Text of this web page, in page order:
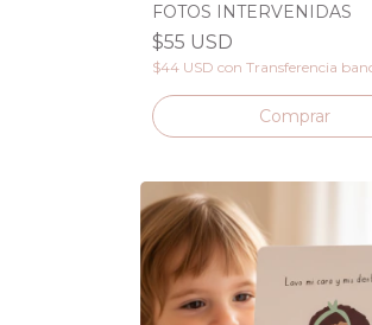
FOTOS INTERVENIDAS
$55 USD
$44 USD con Transferencia